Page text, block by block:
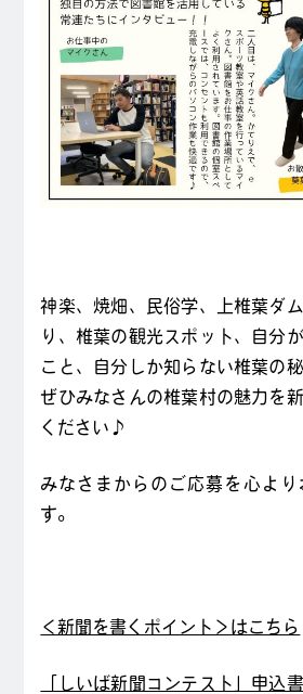
神楽、焼畑、民俗学、上椎葉ダ
り、椎葉の観光スポット、自分
こと、自分しか知らない椎葉の
ぜひみなさんの椎葉村の魅力を
ください♪
みなさまからのご応募を心より
す。
＜新聞を書くポイント＞はこちら
「しいば新聞コンテスト」申